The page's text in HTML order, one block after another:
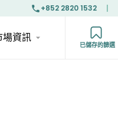
+852 2820 1532
場資訊
已儲存的篩選